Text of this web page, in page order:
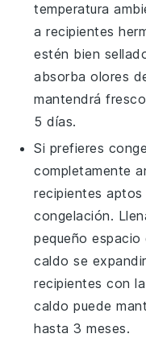
temperatura
a recipientes
estén bien
absorba olores
mantendrá
5 días.
Si prefieres
completamente
recipientes
congelación.
pequeño espacio
caldo se
recipientes con
caldo puede
hasta 3 meses.